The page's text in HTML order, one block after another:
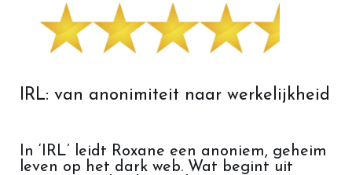
IRL: van anonimiteit naar werkelijkheid
In ‘IRL’ leidt Roxane een anoniem, geheim
leven op het dark web. Wat begint uit